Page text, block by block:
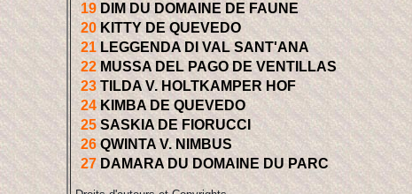
19 DIM DU DOMAINE DE FAUNE
20 KITTY DE QUEVEDO
21 LEGGENDA DI VAL SANT'ANA
22 MUSSA DEL PAGO DE VENTILLAS
23 TILDA V. HOLTKAMPER HOF
24 KIMBA DE QUEVEDO
25 SASKIA DE FIORUCCI
26 QWINTA V. NIMBUS
27 DAMARA DU DOMAINE DU PARC